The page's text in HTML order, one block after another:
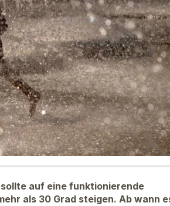
auf eine funktionierende
als 30 Grad steigen. Ab wann